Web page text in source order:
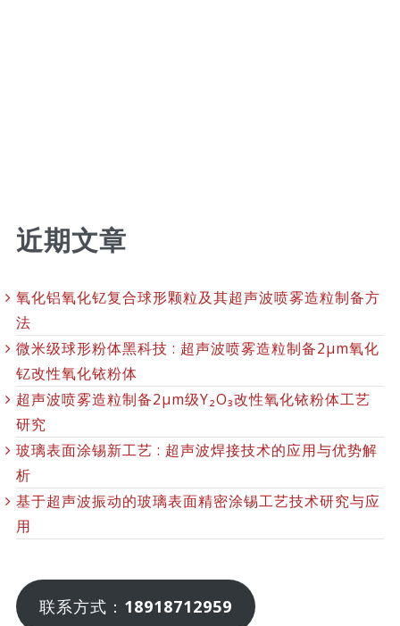
近期文章
氧化铝氧化钇复合球形颗粒及其超声波喷雾造粒制备方
法
微米级球形粉体黑科技 : 超声波喷雾造粒制备2μm氧化
钇改性氧化铱粉体
超声波喷雾造粒制备2μm级Y₂O₃改性氧化铱粉体工艺
研究
玻璃表面涂锡新工艺 : 超声波焊接技术的应用与优势解
析
基于超声波振动的玻璃表面精密涂锡工艺技术研究与应
用
联系方式： 18918712959